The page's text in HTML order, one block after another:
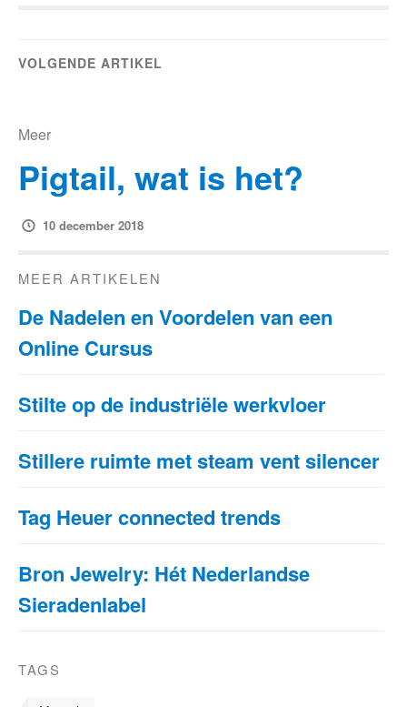
VOLGENDE ARTIKEL
Meer
Pigtail, wat is het?
10 december 2018
MEER ARTIKELEN
De Nadelen en Voordelen van een
Online Cursus
Stilte op de industriële werkvloer
Stillere ruimte met steam vent silencer
Tag Heuer connected trends
Bron Jewelry: Hét Nederlandse
Sieradenlabel
TAGS